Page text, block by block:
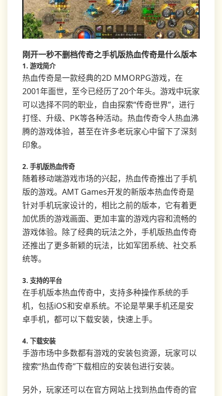
刚开一秒不删档传奇之手机版热血传奇是什么版本
1. 游戏简介
热血传奇是一款经典的2D MMORPG游戏，在
2001年面世，至今已经历了20个年头。游戏中玩家
可以选择不同的职业，自由探索“传奇世界”，进行
打怪、升级、PK等各种活动。热血传奇令人热血沸
腾的游戏体验，甚至在许多老玩家心中留下了深刻
印象。
2. 手机版热血传奇
随着移动端游戏市场的兴起，热血传奇推出了手机
版的游戏。AMT Games开发的新版本热血传奇是
针对手机玩家设计的，相比之前的版本，它有着更
加优质的游戏画面、更加丰富的游戏内容和流畅的
游戏体验。除了经典的玩法之外，手机版热血传奇
还推出了更多新颖的玩法，比如军团系统、社交系
统等。
3. 支持的平台
在手机版本热血传奇中，支持多种操作系统的手
机，包括iOS和安卓系统。不论是苹果手机还是安
卓手机，都可以下载安装，快速上手。
4. 下载安装
手游市场中多数都有游戏的安装包资源，玩家可以
搜索“热血传奇”下载相应的安装包进行安装。
另外，玩家还可以在官方网站上找到热血传奇的官